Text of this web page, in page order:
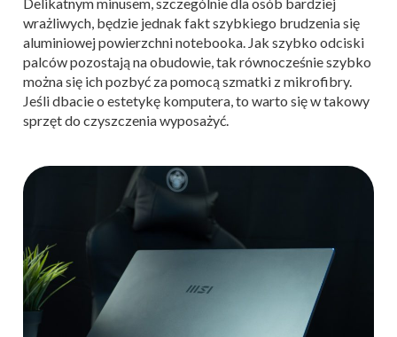
wrażliwych, będzie jednak fakt szybkiego brudzenia się
aluminiowej powierzchni notebooka. Jak szybko odciski
palców pozostają na obudowie, tak równocześnie szybko
można się ich pozbyć za pomocą szmatki z mikrofibry.
Jeśli dbacie o estetykę komputera, to warto się w takowy
sprzęt do czyszczenia wyposażyć.